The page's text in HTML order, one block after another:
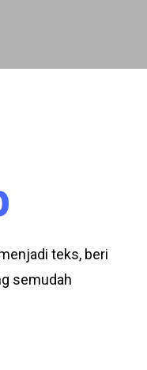
teks, beri
semudah